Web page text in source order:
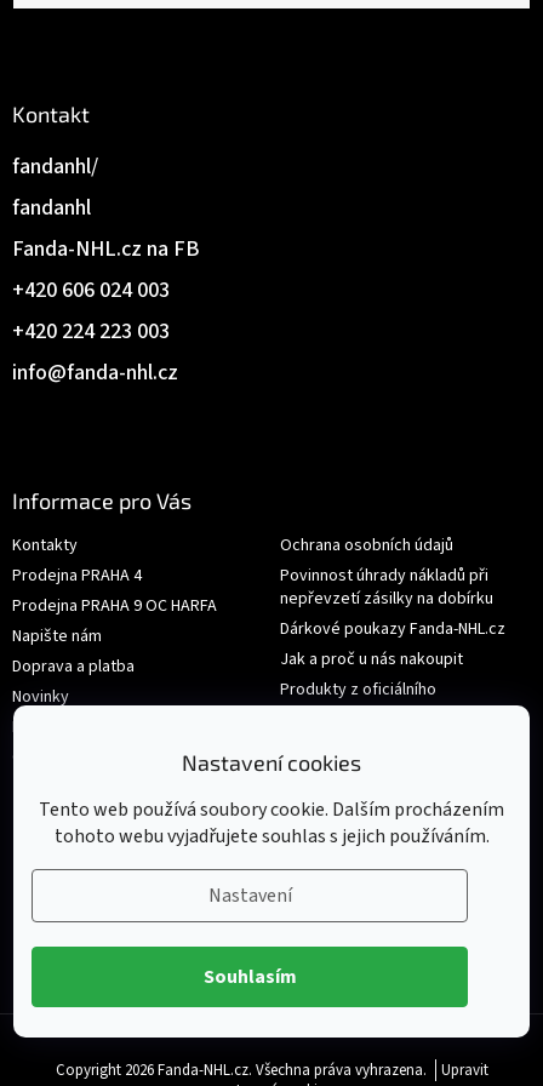
Nastavení cookies
Tento web používá soubory cookie. Dalším procházením
tohoto webu vyjadřujete souhlas s jejich používáním.
Nastavení
Souhlasím
Kontakt
info@fanda-nhl.cz
+420 224 223 003
+420 606 024 003
Fanda-NHL.cz na FB
fandanhl
fandanhl/
Informace pro Vás
Kontakty
Prodejna PRAHA 4
Prodejna PRAHA 9 OC HARFA
Napište nám
Doprava a platba
Novinky
Hodnocení obchodu
Obchodní podmínky
Ochrana osobních údajů
Povinnost úhrady nákladů při
nepřevzetí zásilky na dobírku
Dárkové poukazy Fanda-NHL.cz
Jak a proč u nás nakoupit
Produkty z oficiálního
shop.nhl.com
Výměna nebo vrácení zboží
Copyright 2026Fanda-NHL.cz. Všechna práva vyhrazena.
Upravit